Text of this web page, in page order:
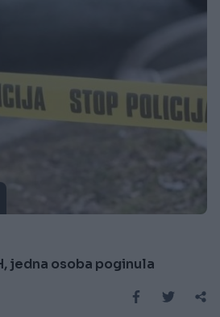
jedna osoba poginula